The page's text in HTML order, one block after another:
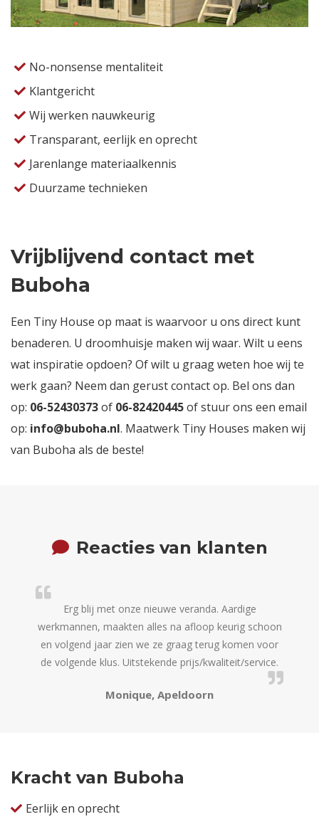
No-nonsense mentaliteit
Klantgericht
Wij werken nauwkeurig
Transparant, eerlijk en oprecht
Jarenlange materiaalkennis
Duurzame technieken
Vrijblijvend contact met
Buboha
Een Tiny House op maat is waarvoor u ons direct kunt
benaderen. U droomhuisje maken wij waar. Wilt u eens
wat inspiratie opdoen? Of wilt u graag weten hoe wij te
werk gaan? Neem dan gerust contact op. Bel ons dan
op: 06-52430373of 06-82420445of stuur ons een email
op: info@buboha.nl. Maatwerk Tiny Houses maken wij
van Buboha als de beste!
Reacties van klanten
Erg blij met onze nieuwe veranda. Aardige
werkmannen, maakten alles na afloop keurig schoon
en volgend jaar zien we ze graag terug komen voor
de volgende klus. Uitstekende prijs/kwaliteit/service.
Monique, Apeldoorn
Kracht van Buboha
Eerlijk en oprecht